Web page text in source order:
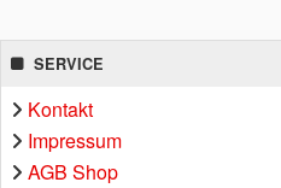
SERVICE
Kontakt
Impressum
AGB Shop